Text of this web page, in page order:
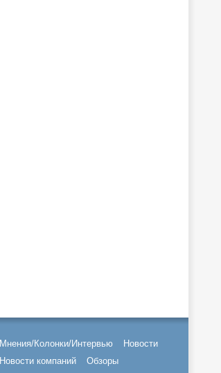
Мнения/Колонки/Интервью
Новости
Новости компаний
Обзоры